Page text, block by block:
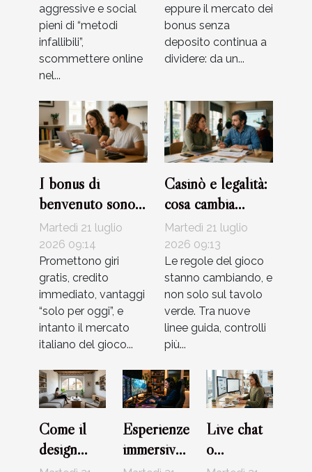
aggressive e social
pieni di “metodi
infallibili”,
scommettere online
nel...
eppure il mercato dei
bonus senza
deposito continua a
dividere: da un...
I bonus di
benvenuto sono
davvero
convenienti?
Martedì 21 luglio
2026 09:14
Promettono giri
gratis, credito
immediato, vantaggi
“solo per oggi”, e
intanto il mercato
italiano del gioco...
Casinò e legalità:
cosa cambia
davvero con le
nuove
regolamentazioni?
Martedì 21 luglio
2026 09:13
Le regole del gioco
stanno cambiando, e
non solo sul tavolo
verde. Tra nuove
linee guida, controlli
più...
Come il
design
Esperienze
immersive
Live chat
o